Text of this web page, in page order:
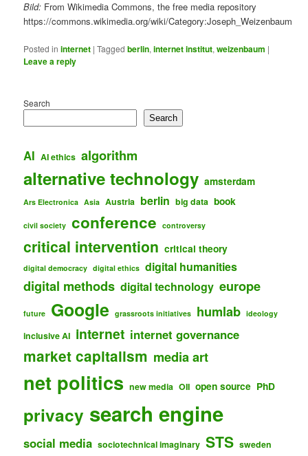
Bild: From Wikimedia Commons, the free media repository
https://commons.wikimedia.org/wiki/Category:Joseph_Weizenbaum
Posted in internet |Tagged berlin,internet institut,weizenbaum |
Leave a reply
Search
Search
AI AI ethics algorithm
alternative technology amsterdam
Ars Electronica Asia Austria berlin big data book
civil society conference controversy
critical intervention critical theory
digital democracy digital ethics digital humanities
digital methods digital technology europe
future Google grassroots initiatives humlab ideology
inclusive AI internet internet governance
market capitalism media art
net politics new media OII open source PhD
privacy search engine
social media sociotechnical imaginary STS sweden